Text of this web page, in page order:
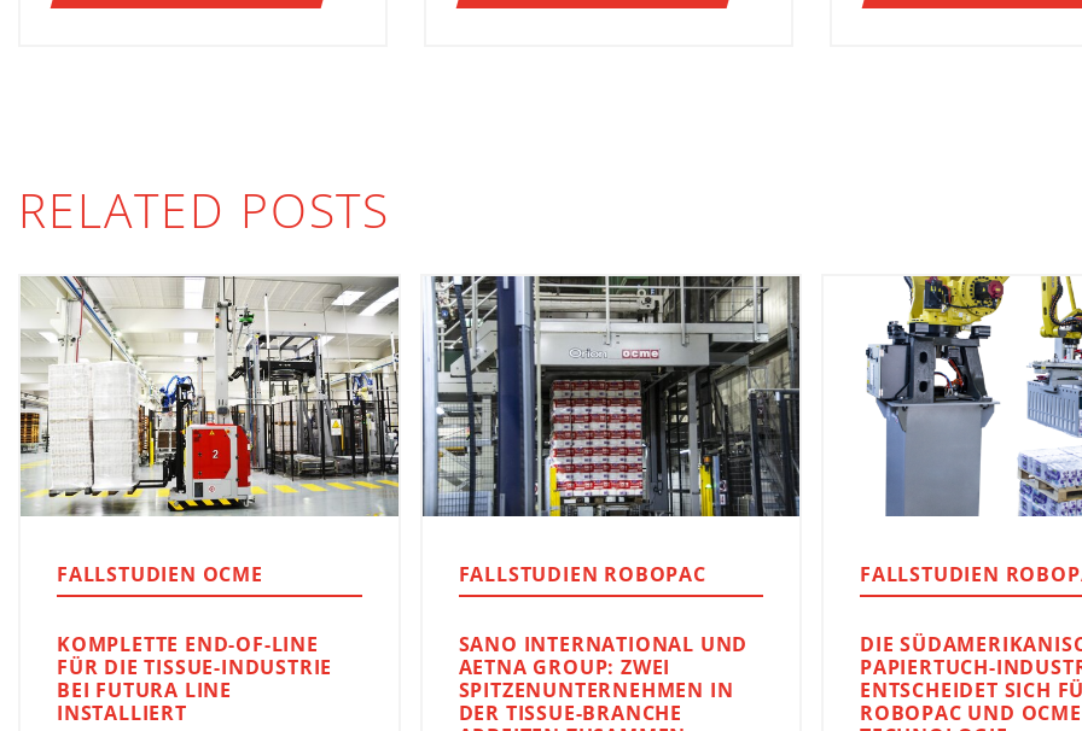
RELATED POSTS
FALLSTUDIEN OCME
KOMPLETTE END-OF-LINE
FÜR DIE TISSUE-INDUSTRIE
BEI FUTURA LINE
INSTALLIERT
FALLSTUDIEN ROBOPAC
SANO INTERNATIONAL UND
AETNA GROUP: ZWEI
SPITZENUNTERNEHMEN IN
DER TISSUE-BRANCHE
FALLSTUDIEN
DIE
PAPIERTUCH-
ENTSCHEIDET SICH
ROBOPAC UND